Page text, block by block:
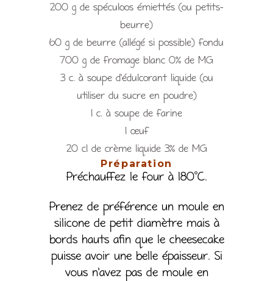
200 g de spéculoos émiettés (ou petits-
beurre)
60 g de beurre (allégé si possible) fondu
700 g de fromage blanc 0% de MG
3 c. à soupe d’édulcorant liquide (ou
utiliser du sucre en poudre)
1 c. à soupe de farine
1 œuf
20 cl de crème liquide 3% de MG
Préparation
Préchauffez le four à 180°C.
Prenez de préférence un moule en
silicone de petit diamètre mais à
bords hauts afin que le cheesecake
puisse avoir une belle épaisseur. Si
vous n’avez pas de moule en